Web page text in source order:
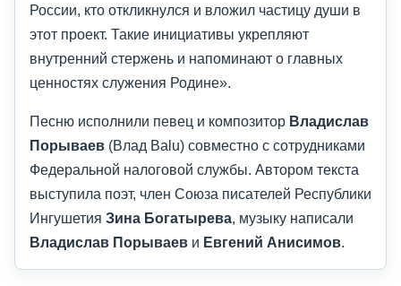
России, кто откликнулся и вложил частицу души в
этот проект. Такие инициативы укрепляют
внутренний стержень и напоминают о главных
ценностях служения Родине».
Песню исполнили певец и композитор Владислав
Порываев (Влад Balu) совместно с сотрудниками
Федеральной налоговой службы. Автором текста
выступила поэт, член Союза писателей Республики
Ингушетия Зина Богатырева , музыку написали
Владислав Порываев и Евгений Анисимов